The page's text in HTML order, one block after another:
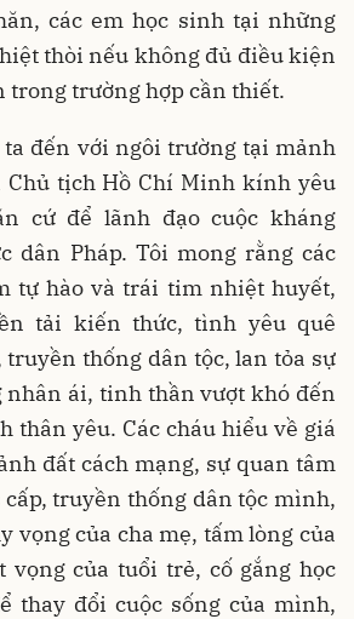
các em học sinh tại những
thòi nếu không đủ điều kiện
trong trường hợp cần thiết.
ta đến với ngôi trường tại mảnh
Chủ tịch Hồ Chí Minh kính yêu
cứ để lãnh đạo cuộc kháng
dân Pháp. Tôi mong rằng các
tự hào và trái tim nhiệt huyết,
tải kiến thức, tình yêu quê
truyền thống dân tộc, lan tỏa sự
nhân ái, tinh thần vượt khó đến
thân yêu. Các cháu hiểu về giá
đất cách mạng, sự quan tâm
cấp, truyền thống dân tộc mình,
vọng của cha mẹ, tấm lòng của
vọng của tuổi trẻ, cố gắng học
thay đổi cuộc sống của mình,